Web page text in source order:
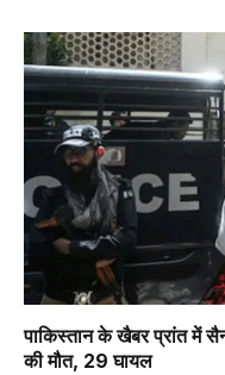
पाकिस्तान के खैबर प्रांत में
की मौत, 29 घायल